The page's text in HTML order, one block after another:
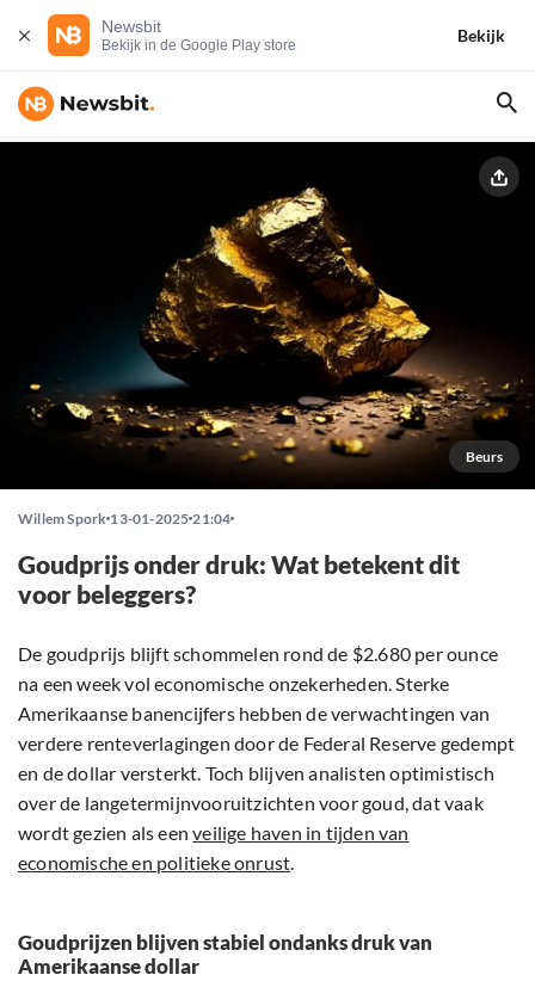
Newsbit
Bekijk in de Google Play store
Bekijk
Beurs
Willem Spork 13-01-2025 21:04
Goudprijs onder druk: Wat betekent dit
voor beleggers?
De goudprijs blijft schommelen rond de $2.680 per ounce
na een week vol economische onzekerheden. Sterke
Amerikaanse banencijfers hebben de verwachtingen van
verdere renteverlagingen door de Federal Reserve gedempt
en de dollar versterkt. Toch blijven analisten optimistisch
over de langetermijnvooruitzichten voor goud, dat vaak
wordt gezien als eenveilige haven in tijden van
economische en politieke onrust.
Goudprijzen blijven stabiel ondanks druk van
Amerikaanse dollar